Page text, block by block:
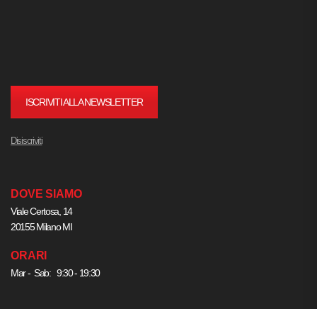
ISCRIVITI ALLA NEWSLETTER
Disiscriviti
DOVE SIAMO
Viale Certosa, 14
20155 Milano MI
ORARI
Mar - Sab: 9:30 - 19:30